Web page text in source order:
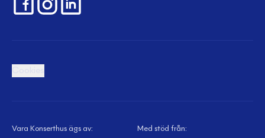
Vara Konserthus ägs av: Med stöd från: